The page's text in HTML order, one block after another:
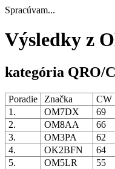
Spracúvam...
Výsledky z
kategória QRO/
Poradie Značka CW
1.
OM7DX 69
2.
OM8AA 66
3.
OM3PA 62
4.
OK2BFN 64
5.
OM5LR 55